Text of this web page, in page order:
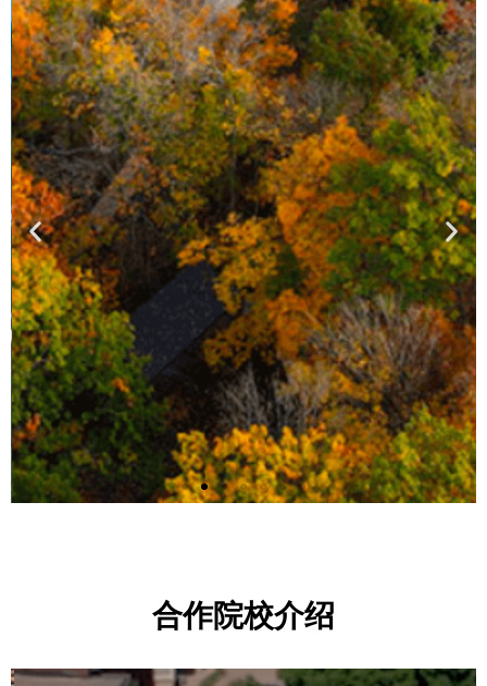
布鲁克大学
合作院校介绍